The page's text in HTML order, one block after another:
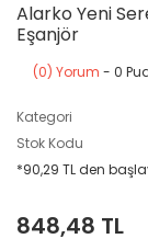
Alarko Yeni
Eşanjör
(0) Yorum - 0
Kategori
Stok Kodu
*90,29 TL den
848,48 TL